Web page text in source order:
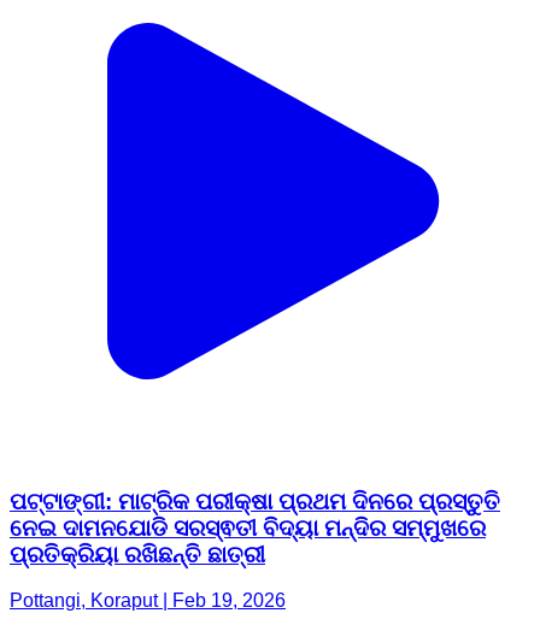
ପଟ୍ଟାଙ୍ଗୀ: ମାଟ୍ରିକ ପରୀକ୍ଷା ପ୍ରଥମ ଦିନରେ ପ୍ରସ୍ତୁତି
ନେଇ ଦାମନଯୋଡି ସରସ୍ଵତୀ ବିଦ୍ୟା ମନ୍ଦିର ସମ୍ମୁଖରେ
ପ୍ରତିକ୍ରିୟା ରଖିଛନ୍ତି ଛାତ୍ରୀ
Pottangi, Koraput | Feb 19, 2026